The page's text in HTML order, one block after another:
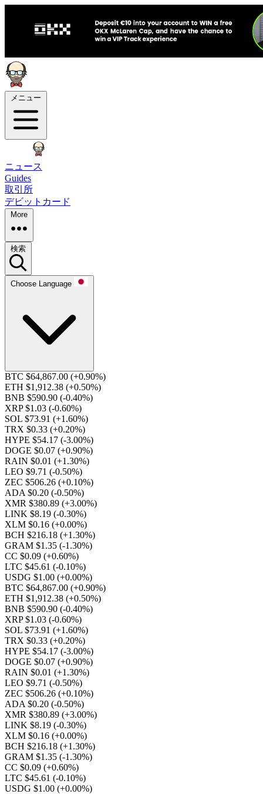
メニュー
ニュース
Guides
取引所
デビットカード
More
検索
Choose Language
BTC $64,867.00 (+0.90%)
ETH $1,912.38 (+0.50%)
BNB $590.90 (-0.40%)
XRP $1.03 (-0.60%)
SOL $73.91 (+1.60%)
TRX $0.33 (+0.20%)
HYPE $54.17 (-3.00%)
DOGE $0.07 (+0.90%)
RAIN $0.01 (+1.30%)
LEO $9.71 (-0.50%)
ZEC $506.26 (+0.10%)
ADA $0.20 (-0.50%)
XMR $380.89 (+3.00%)
LINK $8.19 (-0.30%)
XLM $0.16 (+0.00%)
BCH $216.18 (+1.30%)
GRAM $1.35 (-1.30%)
CC $0.09 (+0.60%)
LTC $45.61 (-0.10%)
USDG $1.00 (+0.00%)
BTC $64,867.00 (+0.90%)
ETH $1,912.38 (+0.50%)
BNB $590.90 (-0.40%)
XRP $1.03 (-0.60%)
SOL $73.91 (+1.60%)
TRX $0.33 (+0.20%)
HYPE $54.17 (-3.00%)
DOGE $0.07 (+0.90%)
RAIN $0.01 (+1.30%)
LEO $9.71 (-0.50%)
ZEC $506.26 (+0.10%)
ADA $0.20 (-0.50%)
XMR $380.89 (+3.00%)
LINK $8.19 (-0.30%)
XLM $0.16 (+0.00%)
BCH $216.18 (+1.30%)
GRAM $1.35 (-1.30%)
CC $0.09 (+0.60%)
LTC $45.61 (-0.10%)
USDG $1.00 (+0.00%)